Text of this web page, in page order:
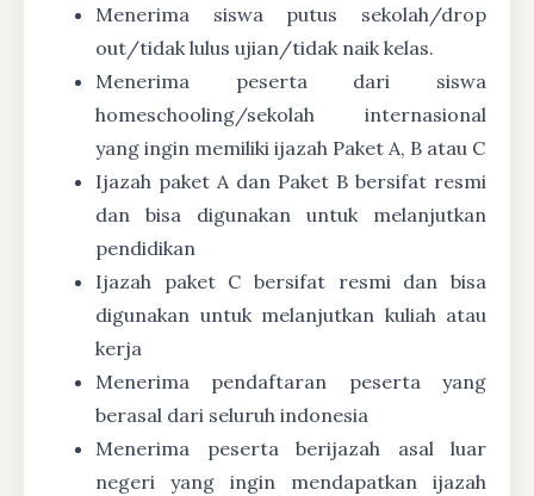
Menerima siswa putus sekolah/drop
out/tidak lulus ujian/tidak naik kelas.
Menerima peserta dari siswa
homeschooling/sekolah internasional
yang ingin memiliki ijazah Paket A, B atau C
Ijazah paket A dan Paket B bersifat resmi
dan bisa digunakan untuk melanjutkan
pendidikan
Ijazah paket C bersifat resmi dan bisa
digunakan untuk melanjutkan kuliah atau
kerja
Menerima pendaftaran peserta yang
berasal dari seluruh indonesia
Menerima peserta berijazah asal luar
negeri yang ingin mendapatkan ijazah